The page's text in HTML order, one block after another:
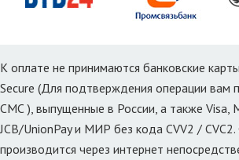
К оплате не принимаются банковские
Secure (Для подтверждения операции вам
СМС ), выпущенные в России, а также Visa,
JCB/UnionPay и МИР без кода CVV2 / CVC2.
производится через интернет